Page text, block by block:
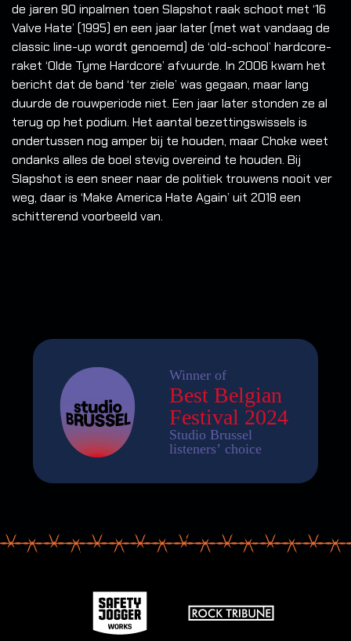
de jaren 90 inpalmen toen Slapshot raak schoot met ‘16
Valve Hate’ (1995) en een jaar later (met wat vandaag de
classic line-up wordt genoemd) de ‘old-school’ hardcore-
raket ‘Olde Tyme Hardcore’ afvuurde. In 2006 kwam het
bericht dat de band ‘ter ziele’ was gegaan, maar lang
duurde de rouwperiode niet. Een jaar later stonden ze al
terug op het podium. Het aantal bezettingswissels is
ondertussen nog amper bij te houden, maar Choke weet
ondanks alles de boel stevig overeind te houden. Bij
Slapshot is een sneer naar de politiek trouwens nooit ver
weg, daar is ‘Make America Hate Again’ uit 2018 een
schitterend voorbeeld van.